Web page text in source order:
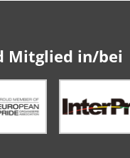
Mitglied in/bei